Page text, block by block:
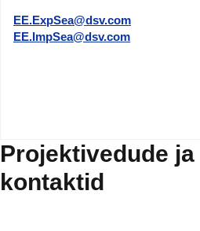
EE.ExpSea@dsv.com
EE.ImpSea@dsv.com
Projektivedude ja
kontaktid